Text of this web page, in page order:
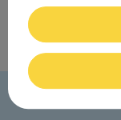
Czytaj więcej